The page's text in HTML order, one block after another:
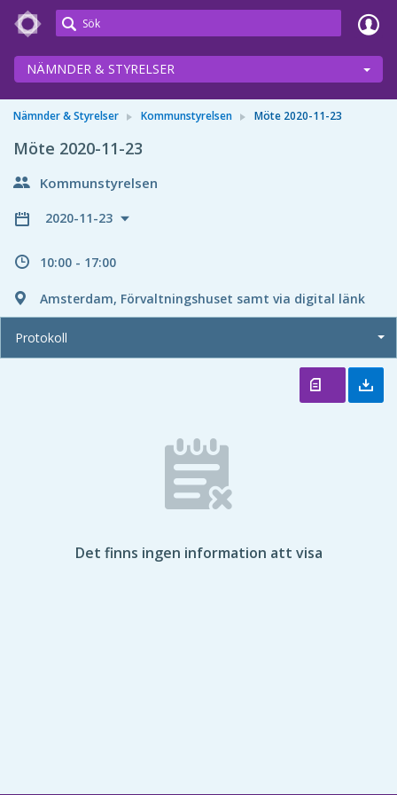
Meetings+
NÄMNDER & STYRELSER
Nämnder & Styrelser Kommunstyrelsen Möte 2020-11-23
Möte 2020-11-23
Kommunstyrelsen
2020-11-23
10:00 - 17:00
Amsterdam, Förvaltningshuset samt via digital länk
Protokoll
Det finns ingen information att visa